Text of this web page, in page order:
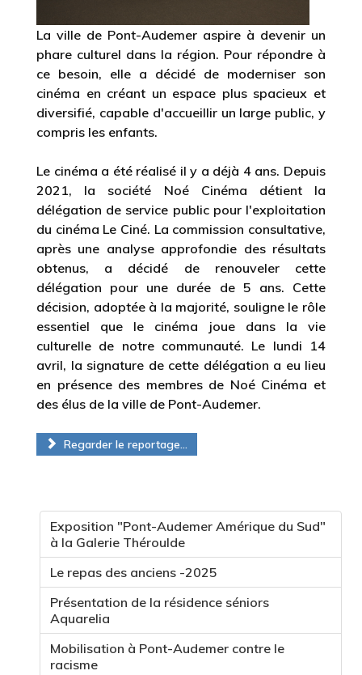
La ville de Pont-Audemer aspire à devenir un
phare culturel dans la région. Pour répondre à
ce besoin, elle a décidé de moderniser son
cinéma en créant un espace plus spacieux et
diversifié, capable d'accueillir un large public, y
compris les enfants.
Le cinéma a été réalisé il y a déjà 4 ans. Depuis
2021, la société Noé Cinéma détient la
délégation de service public pour l'exploitation
du cinéma Le Ciné. La commission consultative,
après une analyse approfondie des résultats
obtenus, a décidé de renouveler cette
délégation pour une durée de 5 ans. Cette
décision, adoptée à la majorité, souligne le rôle
essentiel que le cinéma joue dans la vie
culturelle de notre communauté. Le lundi 14
avril, la signature de cette délégation a eu lieu
en présence des membres de Noé Cinéma et
des élus de la ville de Pont-Audemer.
Regarder le reportage...
Exposition "Pont-Audemer Amérique du Sud"
à la Galerie Théroulde
Le repas des anciens -2025
Présentation de la résidence séniors
Aquarelia
Mobilisation à Pont-Audemer contre le
racisme